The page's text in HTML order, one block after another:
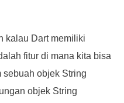
kalau Dart memiliki
fitur di mana kita bisa
objek String
objek String